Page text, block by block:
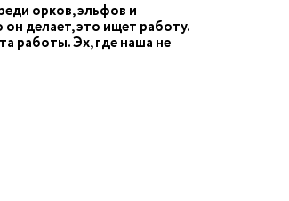
орков, эльфов и
делает, это ищет работу.
работы. Эх, где наша не